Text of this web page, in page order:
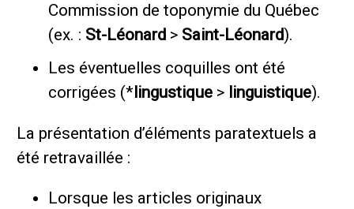
Commission de toponymie du Québec
(ex. : St-Léonard> Saint-Léonard).
Les éventuelles coquilles ont été
corrigées (*lingustique> linguistique).
La présentation d’éléments paratextuels a
été retravaillée :
Lorsque les articles originaux